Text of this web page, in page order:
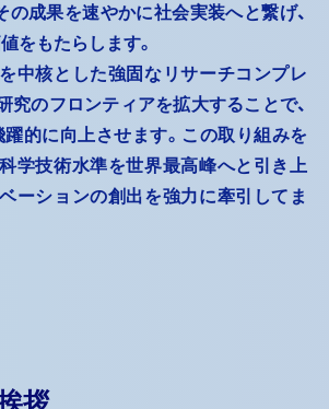
の成果を速やかに社会実装へと繋げ、
をもたらします。
中核とした強固なリサーチコンプレ
究のフロンティアを拡大することで、
的に向上させます。この取り組みを
学技術水準を世界最高峰へと引き上
ーションの創出を強力に牽引してま
拶